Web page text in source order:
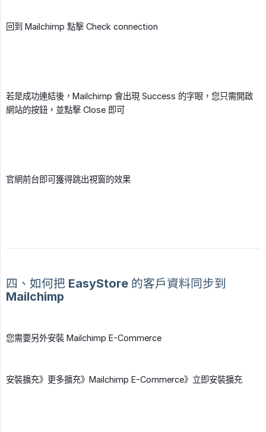
回到 Mailchimp 點擊 Check connection
若是成功連結後，Mailchimp 會出現 Success 的字眼，您只需開啟
網站的按鈕，並點擊 Close 即可
官網前台即可獲得跳出視窗的效果
四、如何把 EasyStore 的客戶資料同步到
Mailchimp
您需要另外安裝 Mailchimp E-Commerce
安裝擴充》更多擴充》Mailchimp E-Commerce》立即安裝擴充